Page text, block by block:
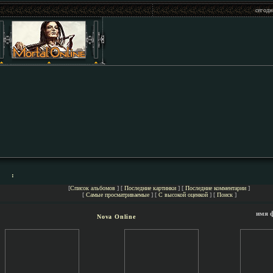
:
[Список альбомов ] [ Последние картинки ] [ Последние комментарии ]
[ Самые просматриваемые] [ С высокой оценкой] [ Поиск]
Nova Online имя